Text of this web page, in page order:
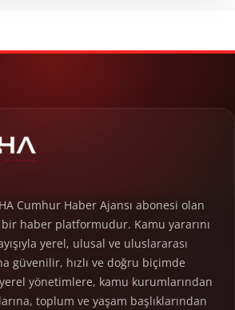
Cumhur Haber Ajansı abonesi olan
bir haber platformudur. Kamu yararını
yerel, ulusal ve uluslararası
güvenilir, hızlı ve doğru biçimde
yönetimlere, kamu kurumlarından
toplum ve yaşam başlıklarından